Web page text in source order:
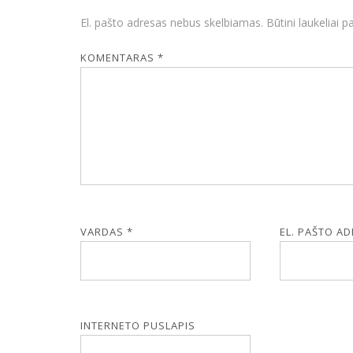
El. pašto adresas nebus skelbiamas. Būtini laukeliai
KOMENTARAS *
VARDAS * EL. PAŠTO
INTERNETO PUSLAPIS